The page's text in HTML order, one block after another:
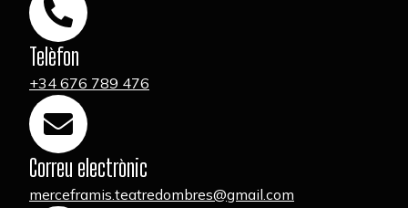
Telèfon
+34 676 789 476
Correu electrònic
merceframis.teatredombres@gmail.com